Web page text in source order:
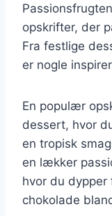
opskrifter, der
Fra festlige
er nogle
En populær
dessert, hvor
en tropisk
en lækker
hvor du
chokolade